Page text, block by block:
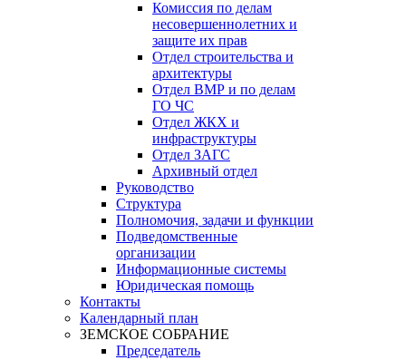
Комиссия по делам
несовершеннолетних и
защите их прав
Отдел строительства и
архитектуры
Отдел ВМР и по делам
ГО ЧС
Отдел ЖКХ и
инфраструктуры
Отдел ЗАГС
Архивный отдел
Руководство
Структура
Полномочия, задачи и функции
Подведомственные
организации
Информационные системы
Юридическая помощь
Контакты
Календарный план
ЗЕМСКОЕ СОБРАНИЕ
Председатель